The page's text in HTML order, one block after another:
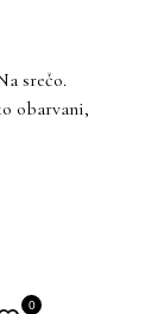
srečo.
obarvani,
0